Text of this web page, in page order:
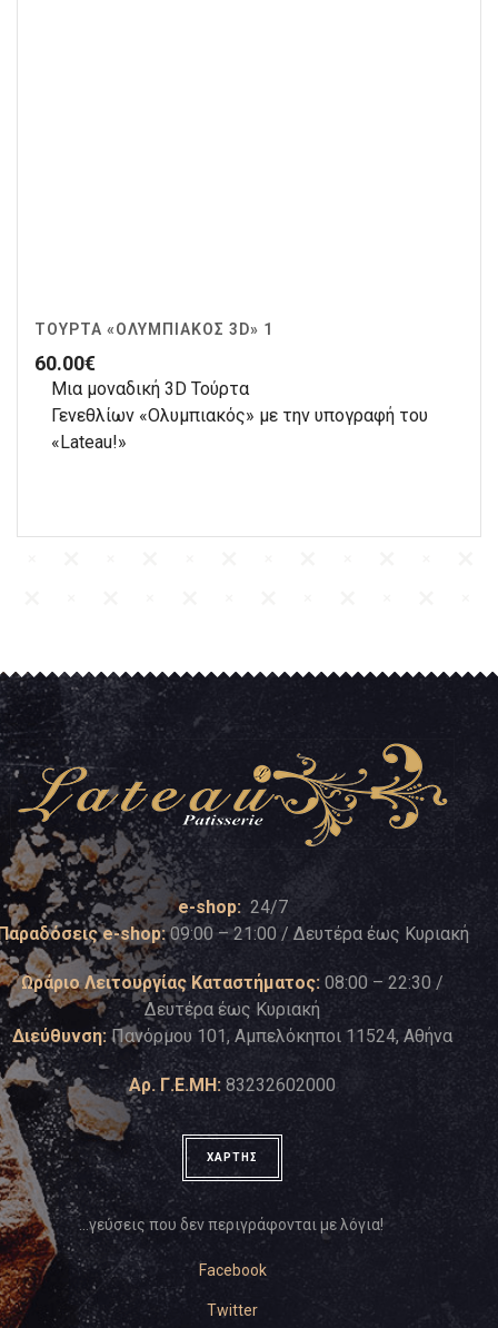
ΤΟΎΡΤΑ «ΟΛΥΜΠΙΑΚΌΣ 3D» 1
60.00€
Μια μοναδική 3D Τούρτα
Γενεθλίων «Ολυμπιακός» με την υπογραφή του
«Lateau!»
e-shop: 24/7
e-shop:09:00 – 21:00 / Δευτέρα έως Κυριακή
Ωράριο Λειτουργίας Καταστήματος: 08:00 – 22:30 /
Δευτέρα έως Κυριακή
Διεύθυνση: Πανόρμου 101, Αμπελόκηποι 11524, Αθήνα
Αρ. Γ.Ε.ΜΗ: 83232602000
ΧΑΡΤΗΣ
…γεύσεις που δεν περιγράφονται με λόγια!
Facebook
Twitter